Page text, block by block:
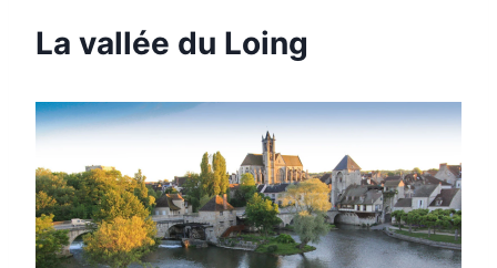
La vallée du Loing